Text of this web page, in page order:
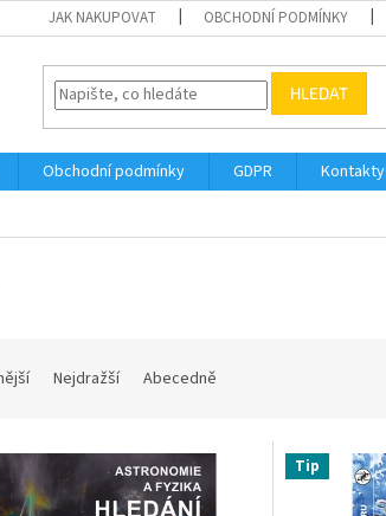
JAK NAKUPOVAT OBCHODNÍ PODMÍNKY
HLEDAT
Obchodní podmínky GDPR
Kontakty
Nejdražší Abecedně
Tip